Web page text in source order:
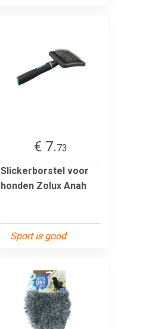
€ 7.73
Slickerborstel voor
honden Zolux Anah
Sport is good